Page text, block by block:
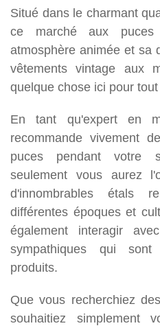
Situé dans le charmant
ce marché aux
atmosphère animée et sa
vêtements vintage aux
quelque chose ici pour
En tant qu'expert en
recommande vivement
puces pendant votre
seulement vous aurez
d'innombrables étals
différentes époques et
également interagir
sympathiques qui
produits.
Que vous recherchiez
souhaitiez simplement